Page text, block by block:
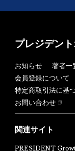
プレジデン
お知らせ 著者一
会員登録について
特定商取引法に基
お問い合わせ
関連サイト
PRESIDENT